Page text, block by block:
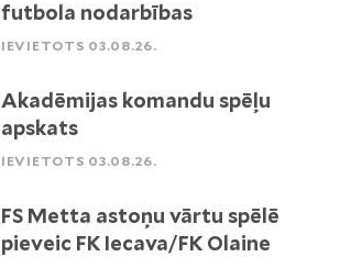
futbola nodarbības
IEVIETOTS 03.08.26.
Akadēmijas komandu spēļu
apskats
IEVIETOTS 03.08.26.
FS Metta astoņu vārtu spēlē
pieveic FK Iecava/FK Olaine